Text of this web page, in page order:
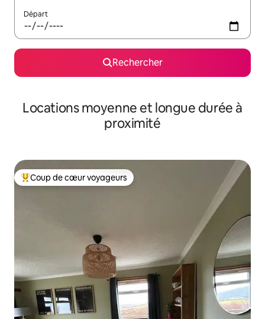
Départ
Rechercher
Locations moyenne et longue durée à
proximité
Coups de cœur voyageurs les plus appréciés
Coup de cœur voyageurs